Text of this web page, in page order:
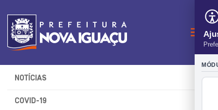
NOTÍCIAS
COVID-19